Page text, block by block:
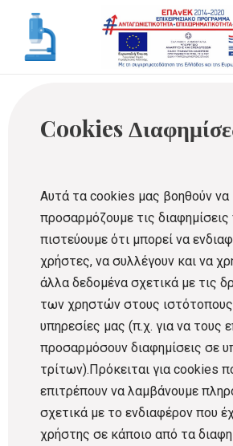
Cookies
Αυτά τα cookies μας βοηθούν να
προσαρμόζουμε τις διαφημίσεις
πιστεύουμε ότι μπορεί να
χρήστες, να συλλέγουν και να
άλλα δεδομένα σχετικά με τις
των χρηστών στους ιστότοπους
υπηρεσίες μας (π.χ. για να τους
προσαρμόσουν διαφημίσεις σε
τρίτων).Πρόκειται για cookies
επιτρέπουν να λαμβάνουμε
σχετικά με το ενδιαφέρον που
χρήστης σε κάποιο από τα